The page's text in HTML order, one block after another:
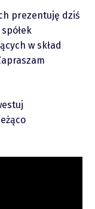
prezentuję dziś
w skład